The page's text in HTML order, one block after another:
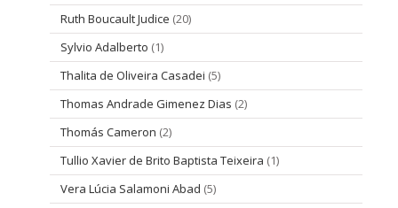
Ruth Boucault Judice (20)
Sylvio Adalberto (1)
Thalita de Oliveira Casadei (5)
Thomas Andrade Gimenez Dias (2)
Thomás Cameron (2)
Tullio Xavier de Brito Baptista Teixeira (1)
Vera Lúcia Salamoni Abad (5)